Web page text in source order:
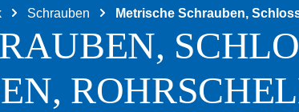
Schrauben Metrische Schrauben,